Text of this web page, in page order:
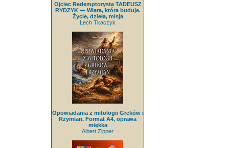
Ojciec Redemptorysta TADEUSZ
RYDZYK — Wiara, która buduje.
Życie, dzieła, misja
Lech Tkaczyk
Opowiadania z mitologii Greków i
Rzymian. Format A4, oprawa
miękka
Albert Zipper